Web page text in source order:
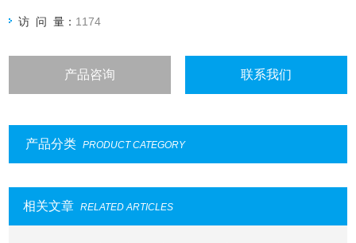
访 问 量： 1174
产品咨询 联系我们
产品分类 PRODUCT CATEGORY
相关文章 RELATED ARTICLES